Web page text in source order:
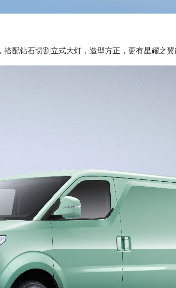
配钻石切割立式大灯，造型方正，更有星耀之